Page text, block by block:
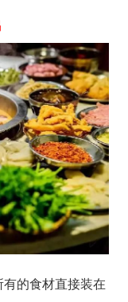
的食材直接装在